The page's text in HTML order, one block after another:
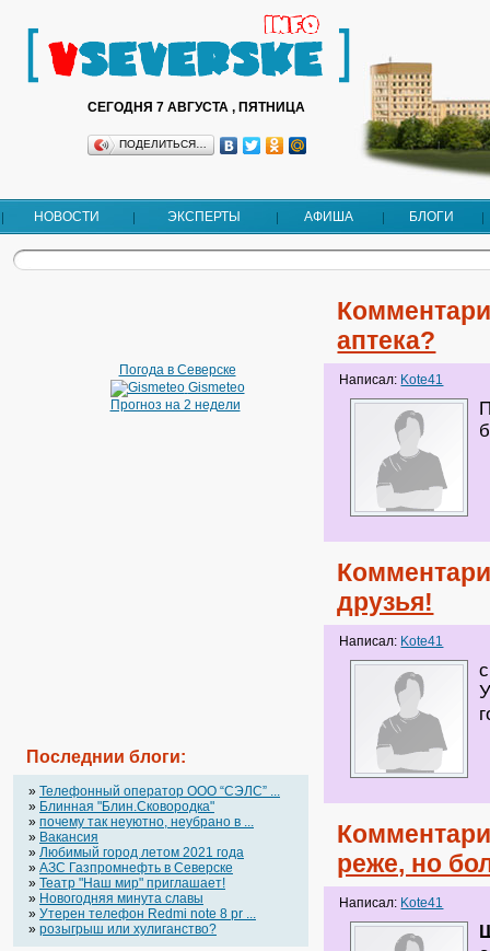
СЕГОДНЯ 7 АВГУСТА , ПЯТНИЦА
ПОДЕЛИТЬСЯ…
НОВОСТИ ЭКСПЕРТЫ АФИША БЛОГИ
Погода в Северске
Gismeteo
Прогноз на 2 недели
Последнии блоги:
» Телефонный оператор OOO “СЭЛС” ...
» Блинная "Блин.Сковородка"
» почему так неуютно, неубрано в ...
» Вакансия
» Любимый город летом 2021 года
» АЗС Газпромнефть в Северске
» Театр "Наш мир" приглашает!
» Новогодняя минута славы
» Утерен телефон Redmi note 8 pr ...
» розыгрыш или хулиганство?
аптека?
Написал: Kote41
друзья!
Написал: Kote41
реже, но
Написал: Kote41